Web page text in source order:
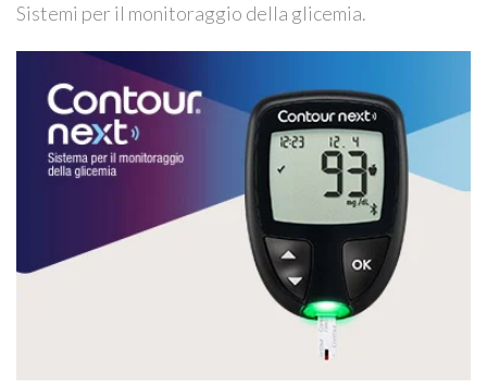
Sistemi per il monitoraggio della glicemia.